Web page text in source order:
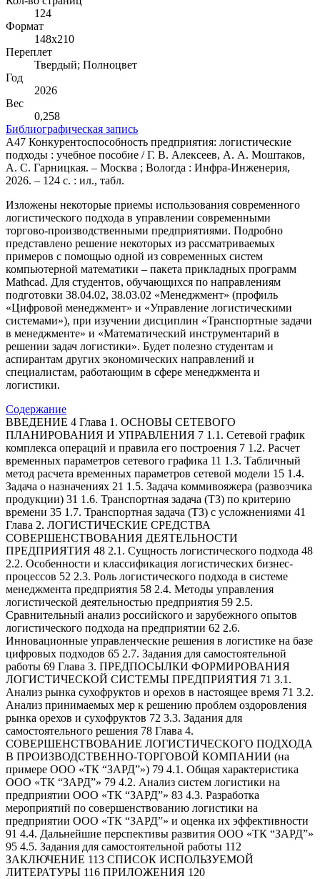
124
Формат
148х210
Переплет
Твердый; Полноцвет
Год
2026
Вес
0,258
Библиографическая запись
А47 Конкурентоспособность предприятия: логистические
подходы : учебное пособие / Г. В. Алексеев, А. А. Моштаков,
А. С. Гарницкая. – Москва ; Вологда : Инфра-Инженерия,
2026. – 124 с. : ил., табл.
Изложены некоторые приемы использования современного
логистического подхода в управлении современными
торгово-производственными предприятиями. Подробно
представлено решение некоторых из рассматриваемых
примеров с помощью одной из современных систем
компьютерной математики – пакета прикладных программ
Mathcad. Для студентов, обучающихся по направлениям
подготовки 38.04.02, 38.03.02 «Менеджмент» (профиль
«Цифровой менеджмент» и «Управление логистическими
системами»), при изучении дисциплин «Транспортные задачи
в менеджменте» и «Математический инструментарий в
решении задач логистики». Будет полезно студентам и
аспирантам других экономических направлений и
специалистам, работающим в сфере менеджмента и
логистики.
Содержание
ВВЕДЕНИЕ 4 Глава 1. ОСНОВЫ СЕТЕВОГО
ПЛАНИРОВАНИЯ И УПРАВЛЕНИЯ 7 1.1. Сетевой график
комплекса операций и правила его построения 7 1.2. Расчет
временных параметров сетевого графика 11 1.3. Табличный
метод расчета временных параметров сетевой модели 15 1.4.
Задача о назначениях 21 1.5. Задача коммивояжера (развозчика
продукции) 31 1.6. Транспортная задача (ТЗ) по критерию
времени 35 1.7. Транспортная задача (ТЗ) с усложнениями 41
Глава 2. ЛОГИСТИЧЕСКИЕ СРЕДСТВА
СОВЕРШЕНСТВОВАНИЯ ДЕЯТЕЛЬНОСТИ
ПРЕДПРИЯТИЯ 48 2.1. Сущность логистического подхода 48
2.2. Особенности и классификация логистических бизнес-
процессов 52 2.3. Роль логистического подхода в системе
менеджмента предприятия 58 2.4. Методы управления
логистической деятельностью предприятия 59 2.5.
Сравнительный анализ российского и зарубежного опытов
логистического подхода на предприятии 62 2.6.
Инновационные управленческие решения в логистике на базе
цифровых подходов 65 2.7. Задания для самостоятельной
работы 69 Глава 3. ПРЕДПОСЫЛКИ ФОРМИРОВАНИЯ
ЛОГИСТИЧЕСКОЙ СИСТЕМЫ ПРЕДПРИЯТИЯ 71 3.1.
Анализ рынка сухофруктов и орехов в настоящее время 71 3.2.
Анализ принимаемых мер к решению проблем оздоровления
рынка орехов и сухофруктов 72 3.3. Задания для
самостоятельного решения 78 Глава 4.
СОВЕРШЕНСТВОВАНИЕ ЛОГИСТИЧЕСКОГО ПОДХОДА
В ПРОИЗВОДСТВЕННО-ТОРГОВОЙ КОМПАНИИ (на
примере ООО «ТК “ЗАРД”») 79 4.1. Общая характеристика
ООО «ТК “ЗАРД”» 79 4.2. Анализ систем логистики на
предприятии ООО «ТК “ЗАРД”» 83 4.3. Разработка
мероприятий по совершенствованию логистики на
предприятии ООО «ТК “ЗАРД”» и оценка их эффективности
91 4.4. Дальнейшие перспективы развития ООО «ТК “ЗАРД”»
95 4.5. Задания для самостоятельной работы 112
ЗАКЛЮЧЕНИЕ 113 СПИСОК ИСПОЛЬЗУЕМОЙ
ЛИТЕРАТУРЫ 116 ПРИЛОЖЕНИЯ 120